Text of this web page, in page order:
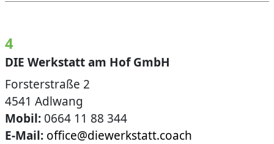
4
DIE Werkstatt am Hof GmbH
Forsterstraße 2
4541 Adlwang
Mobil: 0664 11 88 344
E-Mail: office@diewerkstatt.coach